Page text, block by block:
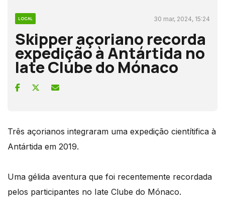
LOCAL 30 mar, 2024, 15:24
Skipper açoriano recorda
expedição à Antártida no
Iate Clube do Mónaco
Três açorianos integraram uma expedição cientítifica à
Antártida em 2019.
Uma gélida aventura que foi recentemente recordada
pelos participantes no Iate Clube do Mónaco.